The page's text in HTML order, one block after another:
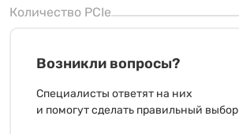
Количество PCIe
Возникли вопросы?
Специалисты ответят на них
и помогут сделать правильный выбор